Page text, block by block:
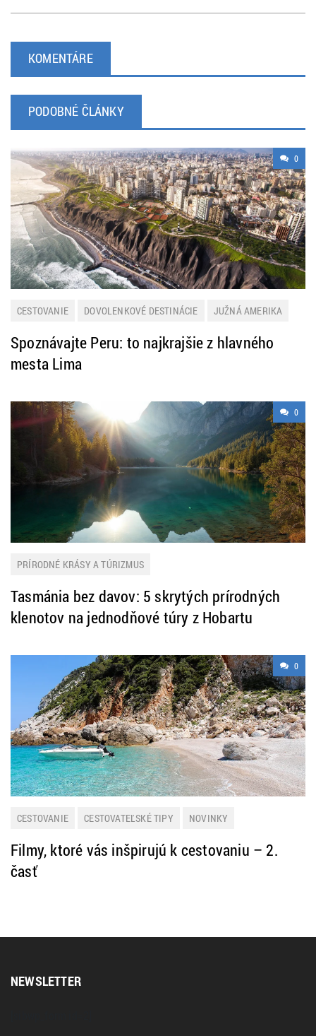
KOMENTÁRE
PODOBNÉ ČLÁNKY
0
CESTOVANIE DOVOLENKOVÉ DESTINÁCIE
JUŽNÁ AMERIKA
Spoznávajte Peru: to najkrajšie z hlavného
mesta Lima
0
PRÍRODNÉ KRÁSY A TÚRIZMUS
Tasmánia bez davov: 5 skrytých prírodných
klenotov na jednodňové túry z Hobartu
0
CESTOVANIE CESTOVATEĽSKÉ TIPY NOVINKY
Filmy, ktoré vás inšpirujú k cestovaniu – 2.
časť
NEWSLETTER